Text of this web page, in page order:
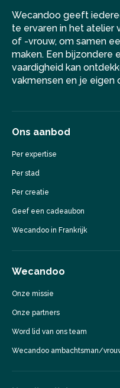
Wecandoo geeft
te ervaren in het atelier
of -vrouw, om samen
maken. Een bijzondere
vaardigheid kan
vakmensen en je eigen
Ons aanbod
Per expertise
Per stad
Per creatie
Geef een cadeaubon
Wecandoo in Frankrijk
Wecandoo
Onze missie
Onze partners
Word lid van ons team
Wecandoo ambachtsman/